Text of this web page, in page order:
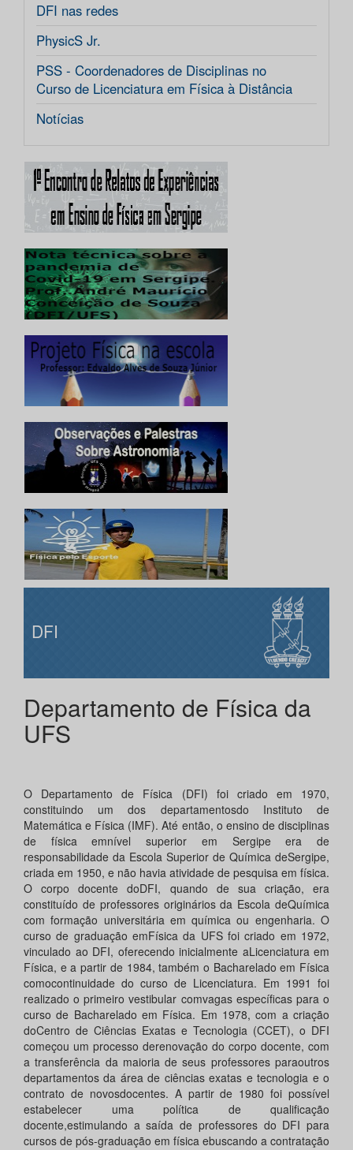
DFI nas redes
PhysicS Jr.
PSS - Coordenadores de Disciplinas no
Curso de Licenciatura em Física à Distância
Notícias
DFI
Departamento de Física da
UFS
O Departamento de Física (DFI) foi criado em 1970,
constituindo um dos departamentosdo Instituto de
Matemática e Física (IMF). Até então, o ensino de disciplinas
de física emnível superior em Sergipe era de
responsabilidade da Escola Superior de Química deSergipe,
criada em 1950, e não havia atividade de pesquisa em física.
O corpo docente doDFI, quando de sua criação, era
constituído de professores originários da Escola deQuímica
com formação universitária em química ou engenharia. O
curso de graduação emFísica da UFS foi criado em 1972,
vinculado ao DFI, oferecendo inicialmente aLicenciatura em
Física, e a partir de 1984, também o Bacharelado em Física
comocontinuidade do curso de Licenciatura. Em 1991 foi
realizado o primeiro vestibular comvagas específicas para o
curso de Bacharelado em Física. Em 1978, com a criação
doCentro de Ciências Exatas e Tecnologia (CCET), o DFI
começou um processo derenovação do corpo docente, com
a transferência da maioria de seus professores paraoutros
departamentos da área de ciências exatas e tecnologia e o
contrato de novosdocentes. A partir de 1980 foi possível
estabelecer uma política de qualificação
docente,estimulando a saída de professores do DFI para
cursos de pós-graduação em física ebuscando a contratação